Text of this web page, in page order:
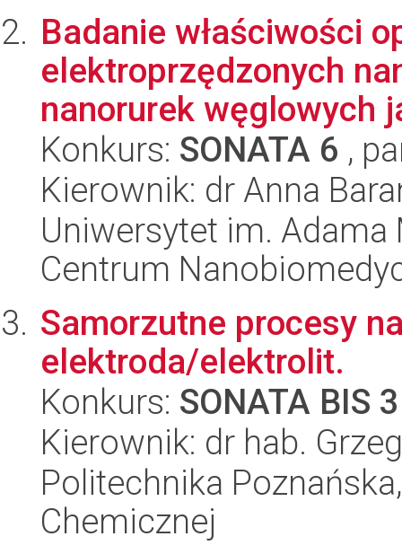
Badanie właściwości
elektroprzędzonych
nanorurek węglowych
Konkurs: SONATA 6 ,
Kierownik: dr Anna
Uniwersytet im.
Centrum
Samorzutne procesy
elektroda/elektrolit.
Konkurs: SONATA BIS 3
Kierownik: dr hab.
Politechnika
Chemicznej